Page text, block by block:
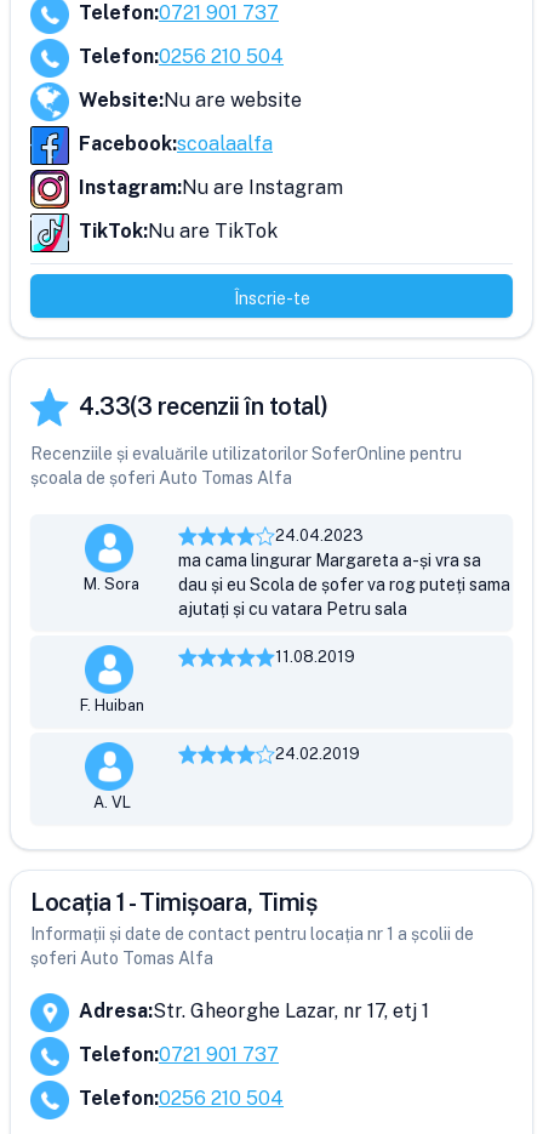
Telefon:0721 901 737
Telefon:0256 210 504
Website:Nu are website
Facebook:scoalaalfa
Instagram:Nu are Instagram
TikTok:Nu are TikTok
Înscrie-te
4.33(3 recenzii în total)
Recenziile și evaluările utilizatorilor SoferOnline pentru
școala de șoferi Auto Tomas Alfa
M. Sora
24.04.2023
ma cama lingurar Margareta a-și vra sa
dau și eu Scola de șofer va rog puteți sama
ajutați și cu vatara Petru sala
F. Huiban
11.08.2019
A. VL
24.02.2019
Locația 1 - Timișoara, Timiș
Informații și date de contact pentru locația nr 1 a școlii de
șoferi Auto Tomas Alfa
Adresa:Str. Gheorghe Lazar, nr 17, etj 1
Telefon:0721 901 737
Telefon:0256 210 504